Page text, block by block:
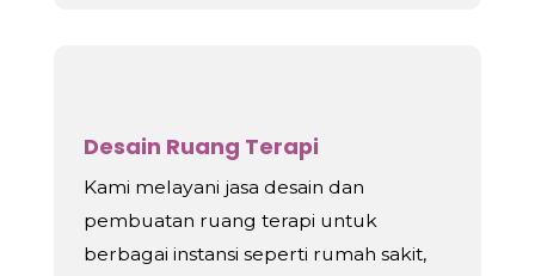
Desain Ruang Terapi
Kami melayani jasa desain dan
pembuatan ruang terapi untuk
berbagai instansi seperti rumah sakit,